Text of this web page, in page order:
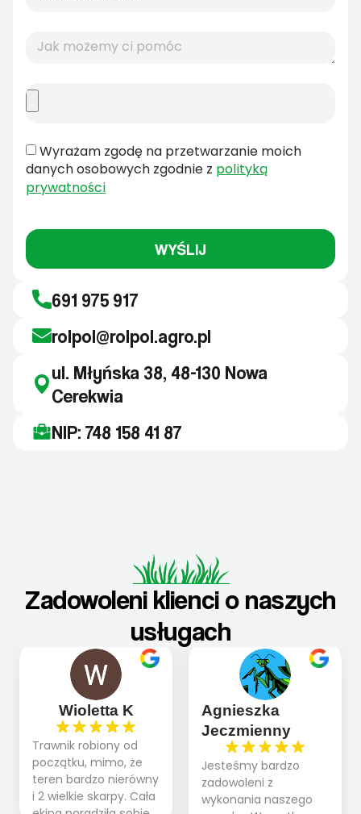
Wyrażam zgodę na przetwarzanie moich
danych osobowych zgodnie z polityką
prywatności
WYŚLIJ
691 975 917
rolpol@rolpol.agro.pl
ul. Młyńska 38, 48-130 Nowa
Cerekwia
NIP: 748 158 41 87
Zadowoleni klienci o naszych
usługach
Wioletta K
Trawnik robiony od
początku, mimo, że
teren bardzo nierówny
i 2 wielkie skarpy. Cała
Agnieszka
Jeczmienny
Jesteśmy bardzo
zadowoleni z
wykonania naszego